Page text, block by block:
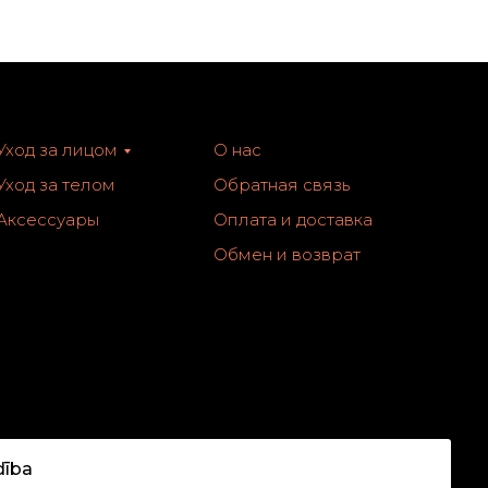
за лицом
за телом
О нас
Обратная связь
Оплата и доставка
Обмен и возврат